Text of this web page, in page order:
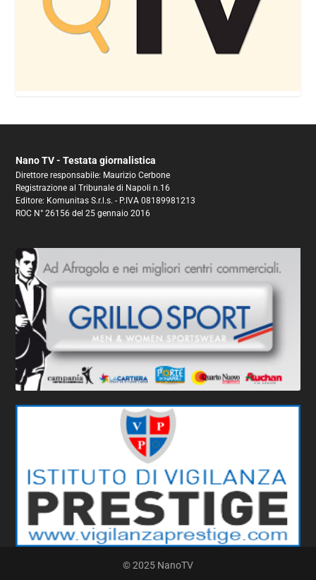
Nano TV - Testata giornalistica
Direttore responsabile: Maurizio Cerbone
Registrazione al Tribunale di Napoli n.16
Editore: Komunitas S.r.l.s. - P.IVA 08189981213
ROC N° 26156 del 25 gennaio 2016
© 2025 NanoTV